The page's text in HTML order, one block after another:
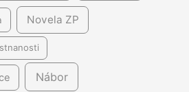
Novela ZP
Nábor